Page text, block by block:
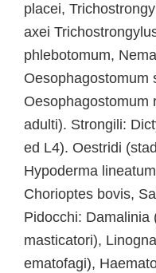
placei,
axei
phlebotomum,
Oesophagostomum
Oesophagostomum
adulti). Strongili:
ed L4). Oestridi
Hypoderma
Chorioptes bovis,
Pidocchi: Damalinia
masticatori),
ematofagi),